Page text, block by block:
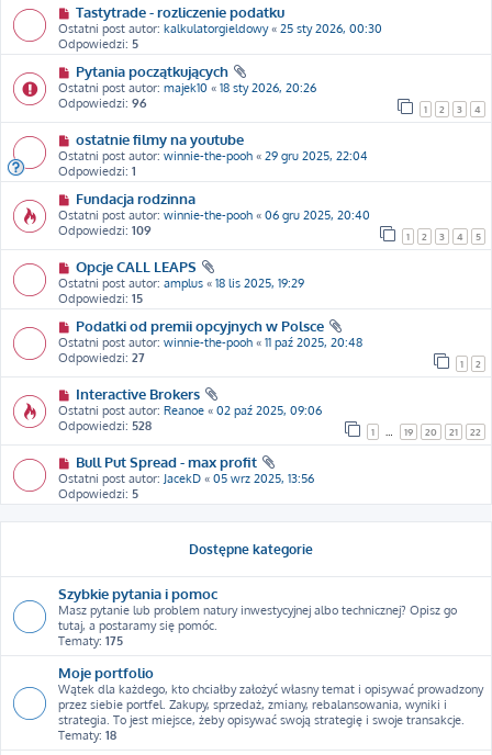
Tastytrade - rozliczenie podatku
Ostatni post autor: kalkulatorgieldowy« 25 sty 2026, 00:30
Odpowiedzi: 5
Pytania początkujących
Ostatni post autor: majek10 « 18 sty 2026, 20:26
Odpowiedzi: 96 1 2 3 4
ostatnie filmy na youtube
Ostatni post autor: winnie-the-pooh « 29 gru 2025, 22:04
Odpowiedzi: 1
Fundacja rodzinna
Ostatni post autor: winnie-the-pooh « 06 gru 2025, 20:40
Odpowiedzi: 109 1 2 3 4 5
Opcje CALL LEAPS
Ostatni post autor: amplus « 18 lis 2025, 19:29
Odpowiedzi: 15
Podatki od premii opcyjnych w Polsce
Ostatni post autor: winnie-the-pooh « 11 paź 2025, 20:48
Odpowiedzi: 27 1 2
Interactive Brokers
Ostatni post autor: Reanoe « 02 paź 2025, 09:06
Odpowiedzi: 528 1 19 20 21 22
Bull Put Spread - max profit
Ostatni post autor: JacekD « 05 wrz 2025, 13:56
Odpowiedzi: 5
Dostępne kategorie
Szybkie pytania i pomoc
Masz pytanie lub problem natury inwestycyjnej albo technicznej? Opisz go
tutaj, a postaramy się pomóc.
Tematy: 175
Moje portfolio
Wątek dla każdego, kto chciałby założyć własny temat i opisywać prowadzony
przez siebie portfel. Zakupy, sprzedaż, zmiany, rebalansowania, wyniki i
strategia. To jest miejsce, żeby opisywać swoją strategię i swoje transakcje.
Tematy: 18